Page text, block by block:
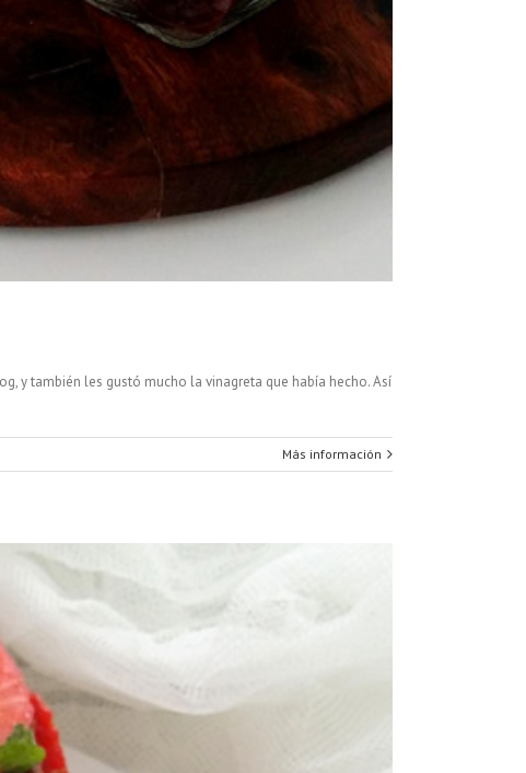
y también les gustó mucho la vinagreta que había hecho. Así
Más información